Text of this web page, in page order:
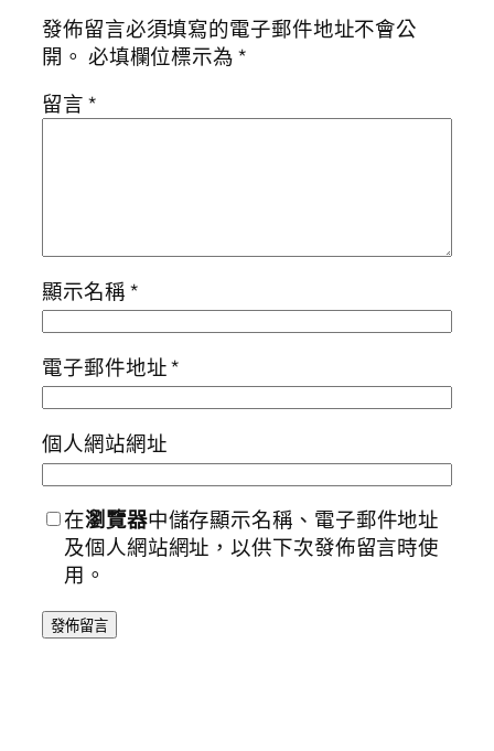
發佈留言必須填寫的電子郵件地址不會公
開。 必填欄位標示為*
留言*
顯示名稱*
電子郵件地址*
個人網站網址
在瀏覽器中儲存顯示名稱、電子郵件地址
及個人網站網址，以供下次發佈留言時使
用。